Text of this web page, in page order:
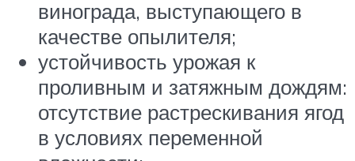
винограда, выступающего в
качестве опылителя;
устойчивость урожая к
проливным и затяжным дождям:
отсутствие растрескивания ягод
в условиях переменной